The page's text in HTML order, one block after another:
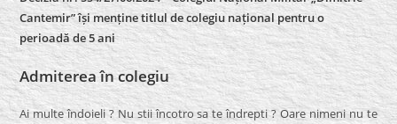
Cantemir” își menține titlul de colegiu național pentru o
perioadă de 5 ani
Admiterea în colegiu
Ai multe îndoieli ? Nu stii încotro sa te îndrepti ? Oare nimeni nu te